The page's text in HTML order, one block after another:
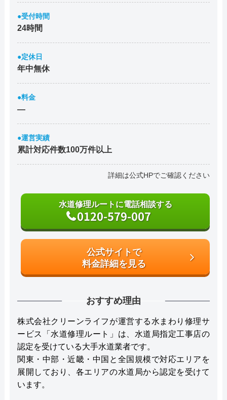
●受付時間
24時間
●定休日
年中無休
●料金
―
●運営実績
累計対応件数100万件以上
詳細は公式HPでご確認ください
水道修理ルートに電話相談する
0120-579-007
公式サイトで
料金詳細を見る
おすすめ理由
株式会社クリーンライフが運営する水まわり修理サ
ービス「水道修理ルート」は、水道局指定工事店の
認定を受けている大手水道業者です。
関東・中部・近畿・中国と全国規模で対応エリアを
展開しており、各エリアの水道局から認定を受けて
います。